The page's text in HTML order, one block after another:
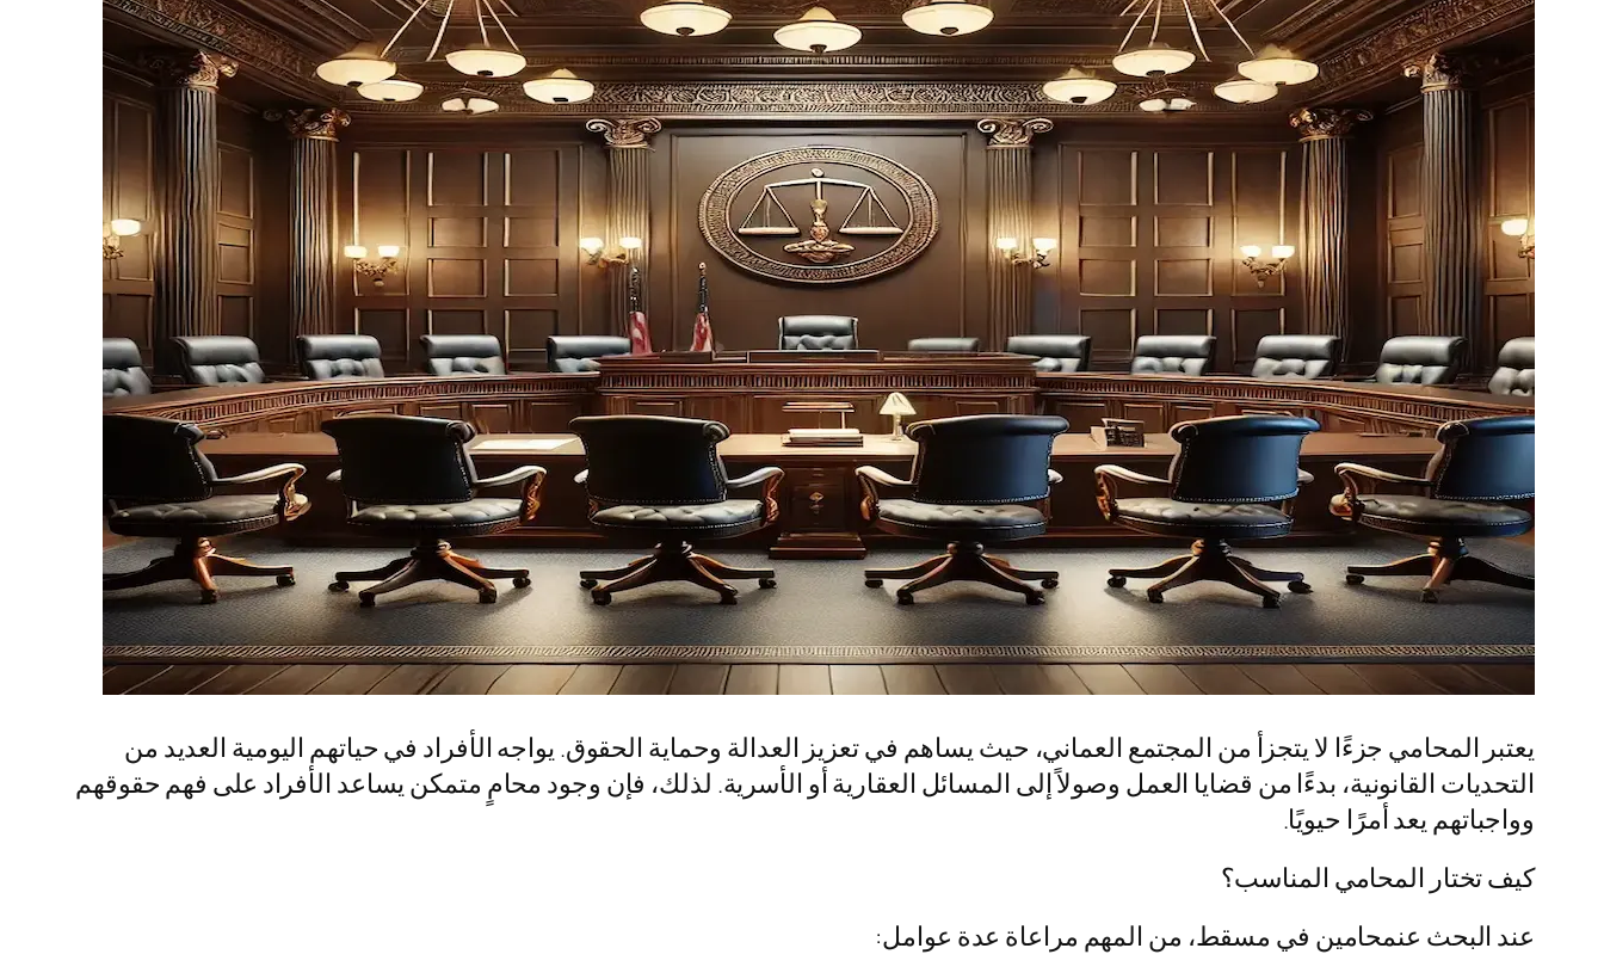
يعتبر المحامي جزءًا لا يتجزأ من المجتمع العماني، حيث يساهم في تعزيز العدالة وحماية الحقوق. يواجه الأفراد في حياتهم اليومية العديد من
التحديات القانونية، بدءًا من قضايا العمل وصولاً إلى المسائل العقارية أو الأسرية. لذلك، فإن وجود محامٍ متمكن يساعد الأفراد على فهم حقوقهم
وواجباتهم يعد أمرًا حيويًا.
كيف تختار المحامي المناسب؟
عند البحث عنمحامين في مسقط، من المهم مراعاة عدة عوامل: